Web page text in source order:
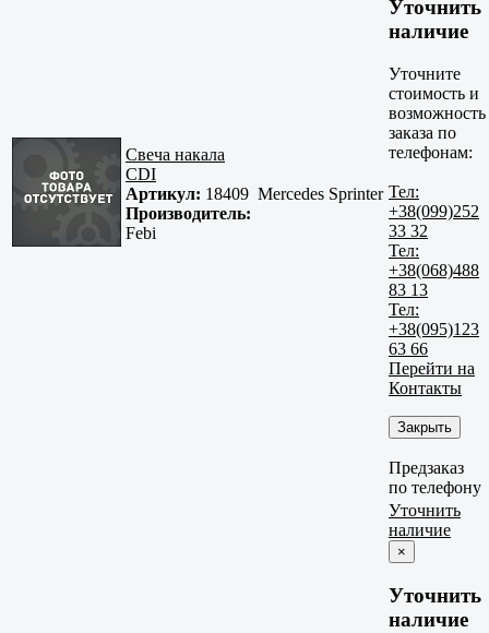
Свеча накала
CDI
Артикул: 18409
Производитель:
Febi
Mercedes Sprinter
Уточнить
наличие
Уточните
стоимость и
возможность
заказа по
телефонам:
Тел:
+38(099)252
33 32
Тел:
+38(068)488
83 13
Тел:
+38(095)123
63 66
Перейти на
Контакты
Закрыть
Предзаказ
по телефону
Уточнить
наличие
×
Уточнить
наличие